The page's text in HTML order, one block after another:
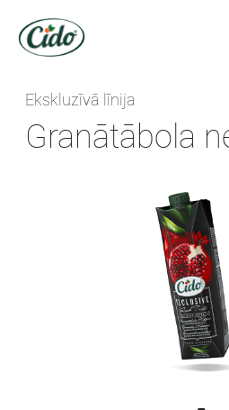
Ekskluzīvā līnija
Granātābola